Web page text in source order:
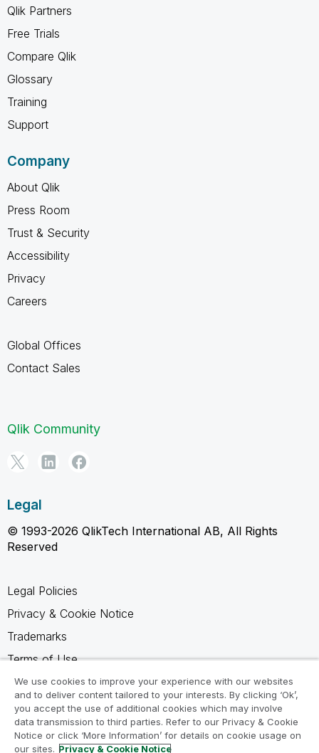
Qlik Partners
Free Trials
Compare Qlik
Glossary
Training
Support
Company
About Qlik
Press Room
Trust & Security
Accessibility
Privacy
Careers
Global Offices
Contact Sales
Qlik Community
Legal
© 1993-2026 QlikTech International AB, All Rights
Reserved
Legal Policies
Privacy & Cookie Notice
Trademarks
Terms of Use
Legal Agreements
Product Terms
Do not share my info
We use cookies to improve your experience with our websites
and to deliver content tailored to your interests. By clicking ‘Ok’,
you accept the use of additional cookies which may involve
data transmission to third parties. Refer to our Privacy & Cookie
Notice or click ‘More Information’ for details on cookie usage on
our sites. Privacy & Cookie Notice